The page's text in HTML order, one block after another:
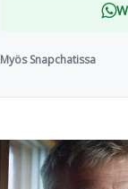
Myös Snapchatissa